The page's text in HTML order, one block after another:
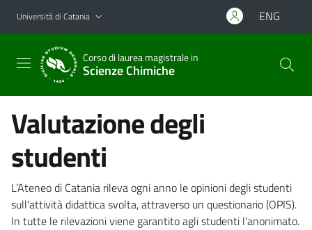
Vai al contenuto principale
Vai al menu di navigazione
Università di Catania ENG
Corso di laurea magistrale in
Scienze Chimiche
Valutazione degli
studenti
L’Ateneo di Catania rileva ogni anno le opinioni degli studenti
sull'attività didattica svolta, attraverso un questionario (OPIS).
In tutte le rilevazioni viene garantito agli studenti l'anonimato.